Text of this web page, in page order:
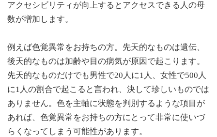
アクセシビリティが向上するとアクセスできる人の母
数が増加します。
例えば色覚異常をお持ちの方。先天的なものは遺伝、
後天的なものは加齢や目の病気が原因で起こります。
先天的なものだけでも男性で20人に1人、女性で500人
に1人の割合で起こると言われ、決して珍しいものでは
ありません。色を主軸に状態を判別するような項目が
あれば、色覚異常をお持ちの方にとって非常に使いづ
らくなってしまう可能性があります。